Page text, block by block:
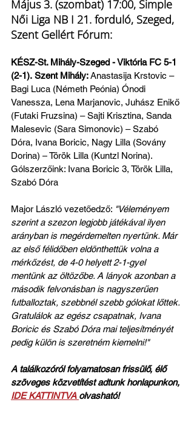
Május 3. (szombat) 17:00, Simple
Női Liga NB I 21. forduló, Szeged,
Szent Gellért Fórum:
KÉSZ-St. Mihály-Szeged - Viktória FC 5-1
(2-1). Szent Mihály: Anastasija Krstovic –
Bagi Luca (Németh Peónia) Ónodi
Vanessza, Lena Marjanovic, Juhász Enikő
(Futaki Fruzsina) – Sajti Krisztina, Sanda
Malesevic (Sara Simonovic) – Szabó
Dóra, Ivana Boricic, Nagy Lilla (Sovány
Dorina) – Török Lilla (Kuntzl Norina).
Gólszerzőink: Ivana Boricic 3, Török Lilla,
Szabó Dóra
Major László vezetőedző: "Véleményem
szerint a szezon legjobb játékával ilyen
arányban is megérdemelten nyertünk. Már
az első félidőben eldönthettük volna a
mérkőzést, de 4-0 helyett 2-1-gyel
mentünk az öltözőbe. A lányok azonban a
második felvonásban is nagyszerűen
futballoztak, szebbnél szebb gólokat lőttek.
Gratulálok az egész csapatnak, Ivana
Boricic és Szabó Dóra mai teljesítményét
pedig külön is szeretném kiemelni!"
A találkozóról folyamatosan frissülő, élő
szöveges közvetítést adtunk honlapunkon,
IDE KATTINTVA olvasható!